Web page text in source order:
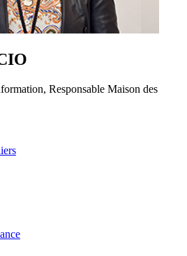
Responsable Maison des